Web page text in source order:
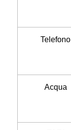
Telefono
Acqua